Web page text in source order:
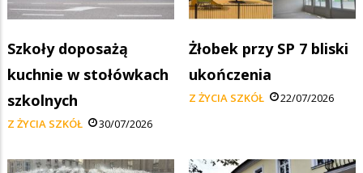
Szkoły doposażą
kuchnie w stołówkach
szkolnych
Z ŻYCIA SZKÓŁ 30/07/2026
Żłobek przy SP 7 bliski
ukończenia
Z ŻYCIA SZKÓŁ 22/07/2026